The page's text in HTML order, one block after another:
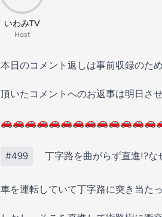
いわみTV
Host
本日のコメント返しは事前収録のた
頂いたコメントへのお返事は明日さ
#499 丁字路を曲がらず直進!?な
車を運転していて丁字路に突き当た